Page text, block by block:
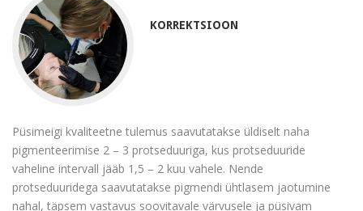
KORREKTSIOON
Püsimeigi kvaliteetne tulemus saavutatakse üldiselt naha
pigmenteerimise 2 – 3 protseduuriga, kus protseduuride
vaheline intervall jääb 1,5 – 2 kuu vahele. Nende
protseduuridega saavutatakse pigmendi ühtlasem jaotumine
nahal, täpsem vastavus soovitavale värvusele ja püsivam